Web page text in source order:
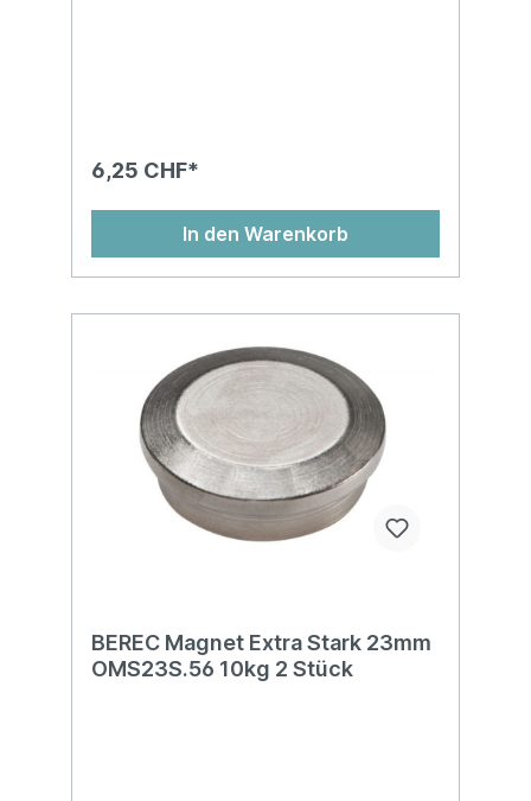
6,25 CHF*
In den Warenkorb
BEREC Magnet Extra Stark 23mm
OMS23S.56 10kg 2 Stück